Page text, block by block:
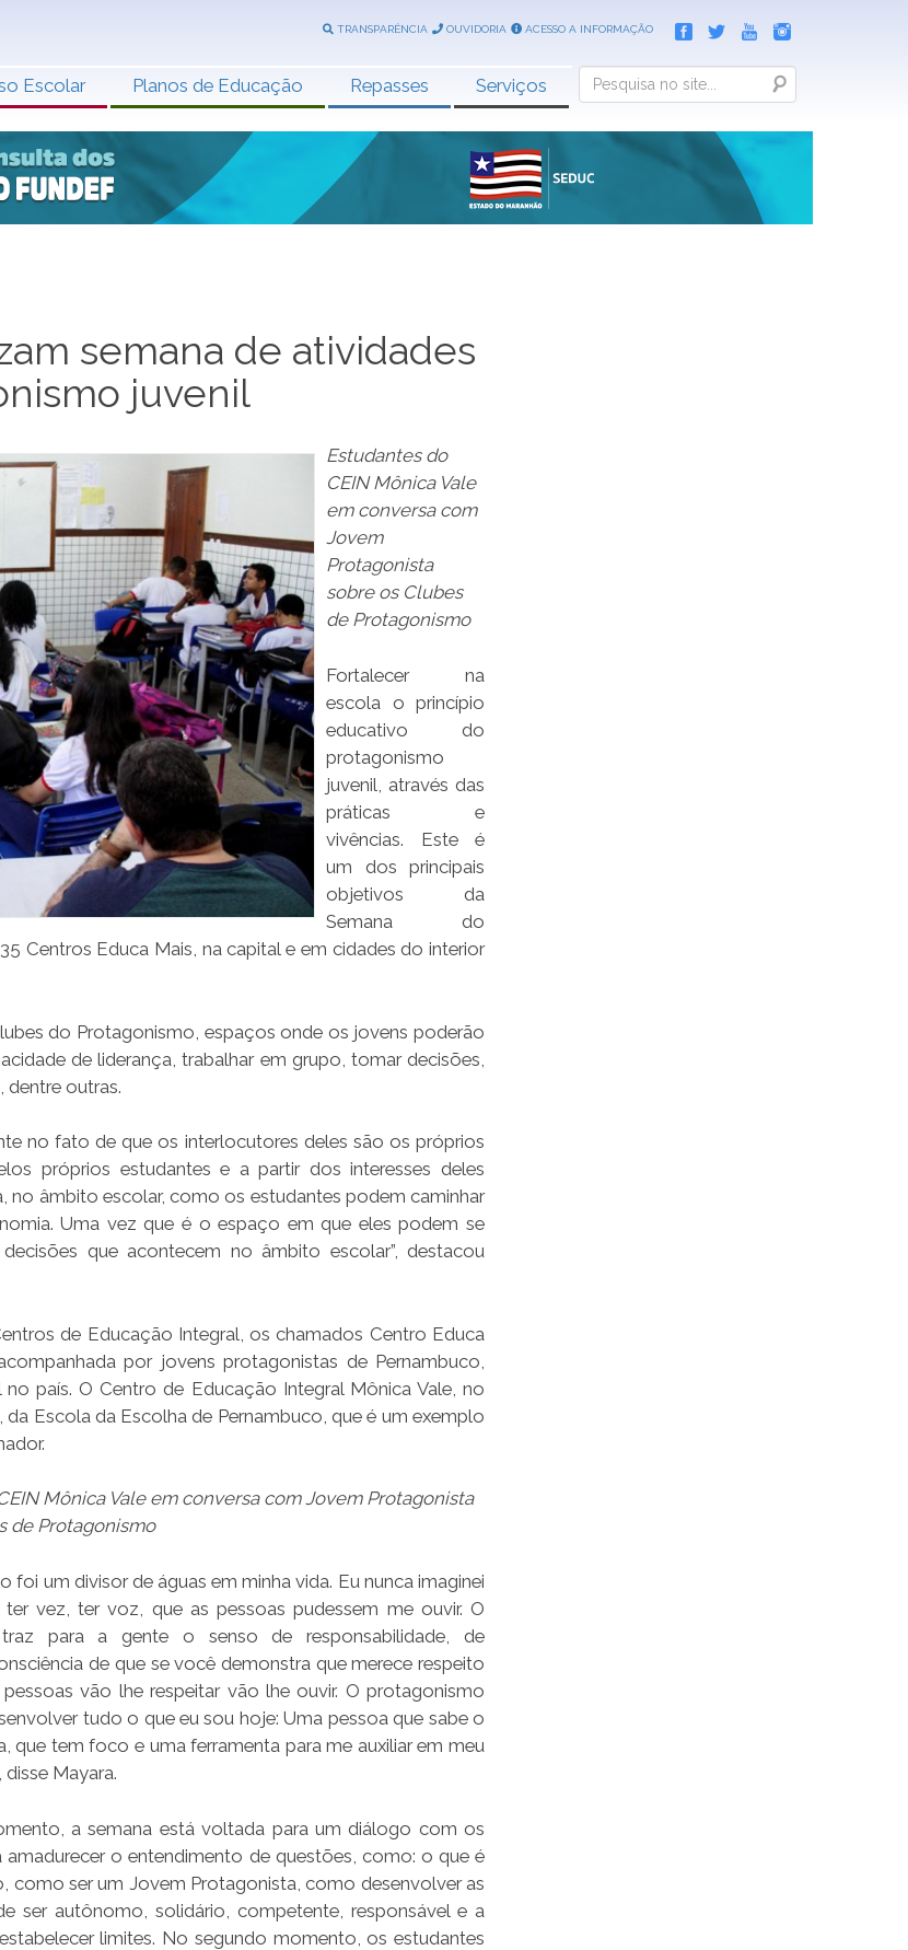
TRANSPARÊNCIA OUVIDORIA ACESSO A INFORMAÇÃO
Escolar Planos de Educação Repasses Serviços Search
semana de atividades
juvenil
Estudantes do
CEIN Mônica Vale
em conversa com
Jovem
Protagonista
sobre os Clubes
de Protagonismo
Fortalecer na
escola o princípio
educativo do
protagonismo
juvenil, através das
práticas e
vivências. Este é
um dos principais
objetivos da
Semana do
Centros Educa Mais, na capital e em cidades do interior
do Protagonismo, espaços onde os jovens poderão
de liderança, trabalhar em grupo, tomar decisões,
outras.
no fato de que os interlocutores deles são os próprios
próprios estudantes e a partir dos interesses deles
âmbito escolar, como os estudantes podem caminhar
Uma vez que é o espaço em que eles podem se
que acontecem no âmbito escolar”, destacou
de Educação Integral, os chamados Centro Educa
por jovens protagonistas de Pernambuco,
país. O Centro de Educação Integral Mônica Vale, no
Escola da Escolha de Pernambuco, que é um exemplo
Mônica Vale em conversa com Jovem Protagonista
de Protagonismo
foi um divisor de águas em minha vida. Eu nunca imaginei
vez, ter voz, que as pessoas pudessem me ouvir. O
para a gente o senso de responsabilidade, de
de que se você demonstra que merece respeito
vão lhe respeitar vão lhe ouvir. O protagonismo
tudo o que eu sou hoje: Uma pessoa que sabe o
que tem foco e uma ferramenta para me auxiliar em meu
Mayara.
a semana está voltada para um diálogo com os
amadurecer o entendimento de questões, como: o que é
como ser um Jovem Protagonista, como desenvolver as
ser autônomo, solidário, competente, responsável e a
limites. No segundo momento, os estudantes